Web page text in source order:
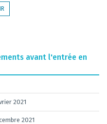
avant l'entrée en
2021
2021